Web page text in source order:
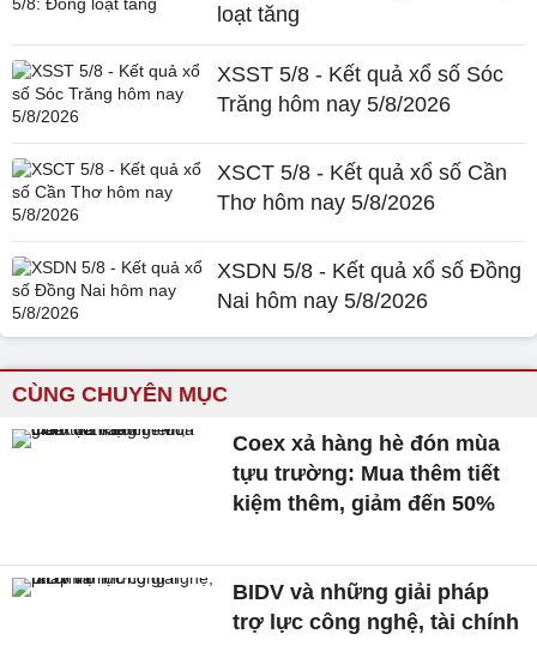
loạt tăng
XSST 5/8 - Kết quả xổ số Sóc
Trăng hôm nay 5/8/2026
XSCT 5/8 - Kết quả xổ số Cần
Thơ hôm nay 5/8/2026
XSDN 5/8 - Kết quả xổ số Đồng
Nai hôm nay 5/8/2026
CÙNG CHUYÊN MỤC
Coex xả hàng hè đón mùa
tựu trường: Mua thêm tiết
kiệm thêm, giảm đến 50%
BIDV và những giải pháp
trợ lực công nghệ, tài chính